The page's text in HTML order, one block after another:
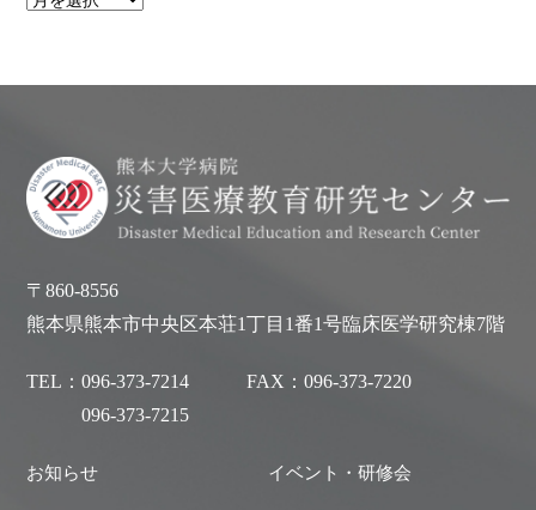
〒860-8556
熊本県熊本市中央区本荘1丁目1番1号臨床医学研究棟7階
TEL：096-373-7214
096-373-7215
FAX：096-373-7220
お知らせ イベント・研修会